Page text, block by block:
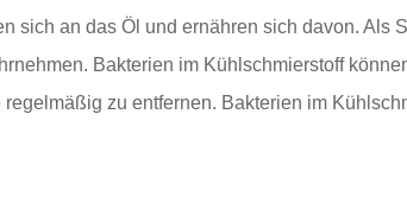
sich an das Öl und ernähren sich davon.
Bakterien im Kühlschmierstoff
zu entfernen. Bakterien im